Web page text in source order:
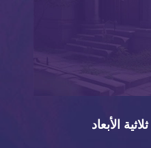
الأبعاد